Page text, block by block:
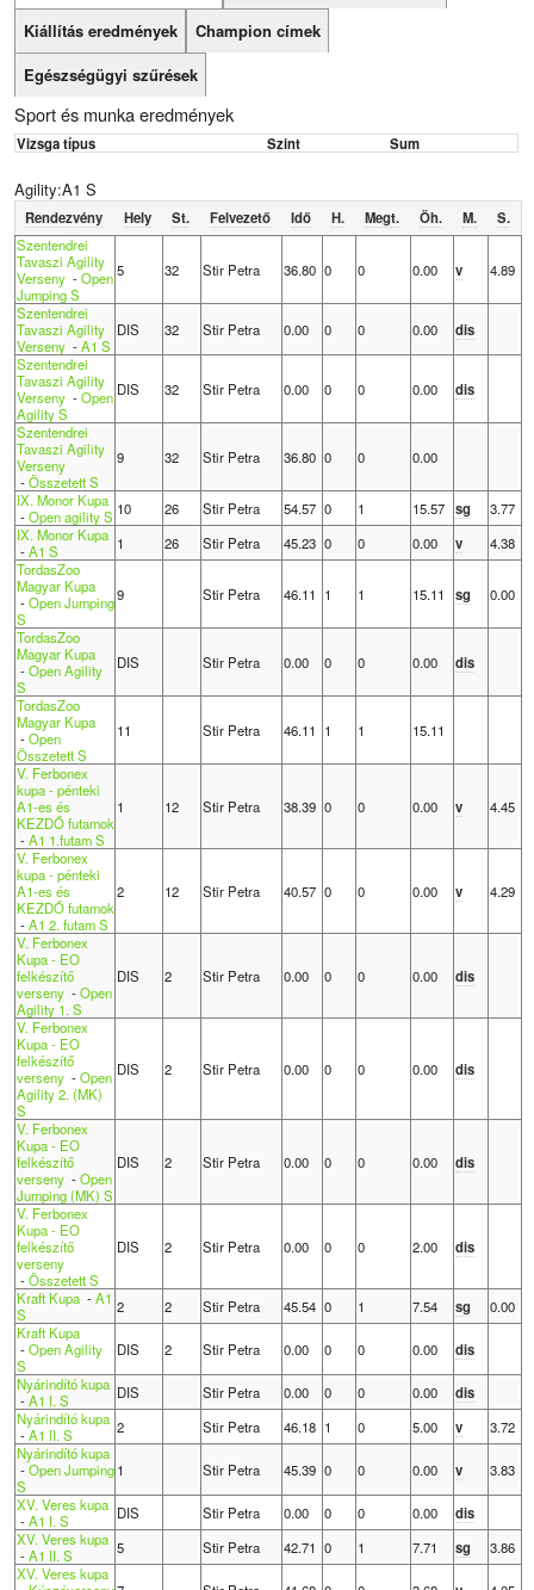
Kiállítás eredmények
Champion címek
Egészségügyi szűrések
Sport és munka eredmények
Vizsga típus Szint Sum
Agility:A1 S
Rendezvény Hely St. Felvezető Idő H. Megt. Öh. M.
S.
Szentendrei
Tavaszi Agility
Verseny-Open
Jumping S
5 32 Stir Petra 36.80 0 0 0.00 v 4.89
Szentendrei
Tavaszi Agility
Verseny-A1 S
DIS 32 Stir Petra 0.00 0 0 0.00
dis
Szentendrei
Tavaszi Agility
Verseny-Open
Agility S
DIS 32 Stir Petra 0.00 0 0 0.00 dis
Szentendrei
Tavaszi Agility
Verseny
-Összetett S
9 32 Stir Petra 36.80 0 0 0.00
IX. Monor Kupa
-Open agility S 10 26 Stir Petra 54.57 0 1 15.57 sg
3.77
IX. Monor Kupa
-A1 S 1 26 Stir Petra 45.23 0 0 0.00 v
4.38
TordasZoo
Magyar Kupa
-Open Jumping
S
9 Stir Petra 46.11 1 1 15.11 sg 0.00
TordasZoo
Magyar Kupa
-Open Agility
S
DIS Stir Petra 0.00 0 0 0.00 dis
TordasZoo
Magyar Kupa
-Open
Összetett S
11 Stir Petra 46.11 1 1 15.11
V. Ferbonex
kupa - pénteki
A1-es és
KEZDŐ futamok
-A1 1.futam S
1 12 Stir Petra 38.39 0 0 0.00 v 4.45
V. Ferbonex
kupa - pénteki
A1-es és
KEZDŐ futamok
-A1 2. futam S
2 12 Stir Petra 40.57 0 0 0.00 v 4.29
V. Ferbonex
Kupa - EO
felkészítő
verseny-Open
Agility 1. S
DIS 2 Stir Petra 0.00 0 0 0.00 dis
V. Ferbonex
Kupa - EO
felkészítő
verseny-Open
Agility 2. (MK)
S
DIS 2 Stir Petra 0.00 0 0 0.00 dis
V. Ferbonex
Kupa - EO
felkészítő
verseny-Open
Jumping (MK) S
DIS 2 Stir Petra 0.00 0 0 0.00 dis
V. Ferbonex
Kupa - EO
felkészítő
verseny
-Összetett S
DIS 2 Stir Petra 0.00 0 0 2.00 dis
Kraft Kupa-A1
S
2 2 Stir Petra 45.54 0 1 7.54 sg
0.00
Kraft Kupa
-Open Agility
S
DIS 2 Stir Petra 0.00 0 0 0.00
dis
Nyárindító kupa
-A1 I. S DIS Stir Petra 0.00 0 0 0.00
dis
Nyárindító kupa
-A1 II. S 2 Stir Petra 46.18 1 0 5.00 v
3.72
Nyárindító kupa
-Open Jumping
S
1 Stir Petra 45.39 0 0 0.00 v
3.83
XV. Veres kupa
-A1 I. S DIS Stir Petra 0.00 0 0 0.00
dis
XV. Veres kupa
-A1 II. S 5 Stir Petra 42.71 0 1 7.71 sg
3.86
XV. Veres kupa